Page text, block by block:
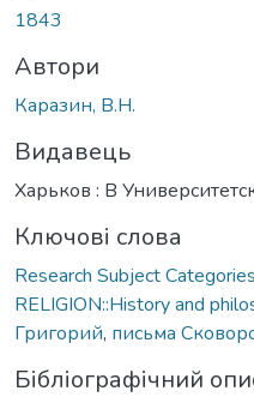
1843
Автори
Каразин, В.Н.
Видавець
Харьков : В
Ключові слова
Research Subject
RELIGION::History and
Григорий, письма
Бібліографічний